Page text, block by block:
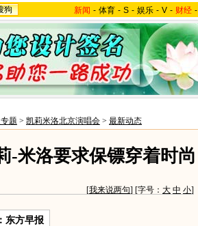
狗 新闻 - 体育 - S - 娱乐 - V - 财经 -
题 > 凯莉米洛北京演唱会 > 最新动态
-米洛要求保镖穿着时尚
[我来说两句] [字号： 大 中 小]
东方早报